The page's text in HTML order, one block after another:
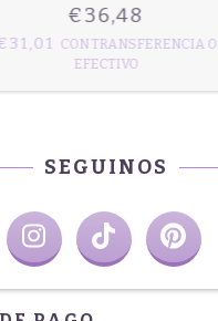
€36,48
CON TRANSFERENCIA O
EFECTIVO
SEGUINOS